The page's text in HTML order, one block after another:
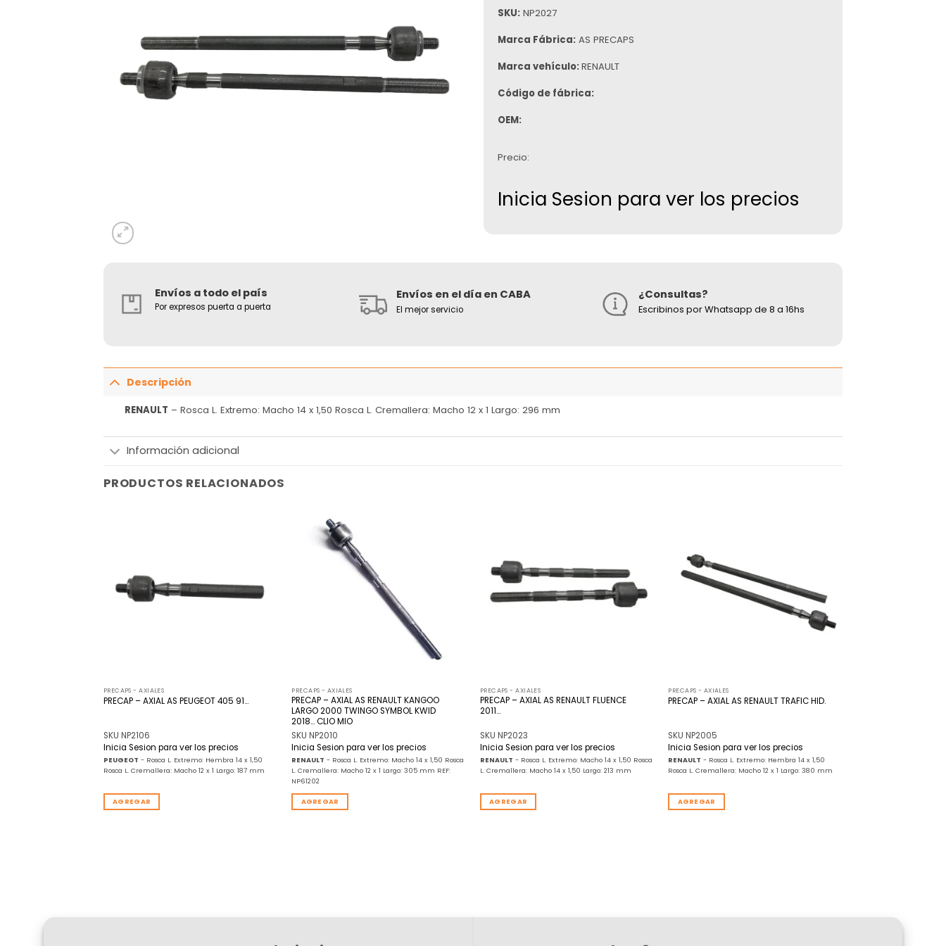
SKU: NP2027
Marca Fábrica: AS PRECAPS
Marca vehículo: RENAULT
Código de fábrica:
OEM:
Precio:
Inicia Sesion para ver los precios
Envíos a todo el país
Por expresos puerta a puerta
Envíos en el día en CABA
El mejor servicio
¿Consultas?
Escribinos por Whatsapp de 8 a 16hs
Descripción
RENAULT – Rosca L. Extremo: Macho 14 x 1,50 Rosca L. Cremallera: Macho 12 x 1 Largo: 296 mm
Información adicional
PRODUCTOS RELACIONADOS
PRECAPS - AXIALES
PRECAP – AXIAL AS PEUGEOT 405 91…
SKU NP2106
Inicia Sesion para ver los precios
PEUGEOT - Rosca L. Extremo: Hembra 14 x 1,50
Rosca L. Cremallera: Macho 12 x 1 Largo: 187 mm
AGREGAR
PRECAPS - AXIALES
PRECAP – AXIAL AS RENAULT KANGOO
LARGO 2000 TWINGO SYMBOL KWID
2018… CLIO MIO
SKU NP2010
Inicia Sesion para ver los precios
RENAULT - Rosca L. Extremo: Macho 14 x 1,50 Rosca
L. Cremallera: Macho 12 x 1 Largo: 305 mm REF:
NP61202
AGREGAR
deseos
PRECAPS - AXIALES
PRECAP – AXIAL AS RENAULT FLUENCE
2011…
SKU NP2023
Inicia Sesion para ver los precios
RENAULT - Rosca L. Extremo: Macho 14 x 1,50 Rosca
L. Cremallera: Macho 14 x 1,50 Largo: 213 mm
AGREGAR
PRECAPS - AXIALES
PRECAP – AXIAL AS RENAULT TRAFIC HID.
SKU NP2005
Inicia Sesion para ver los precios
RENAULT - Rosca L. Extremo: Hembra 14 x 1,50
Rosca L. Cremallera: Macho 12 x 1 Largo: 380 mm
AGREGAR